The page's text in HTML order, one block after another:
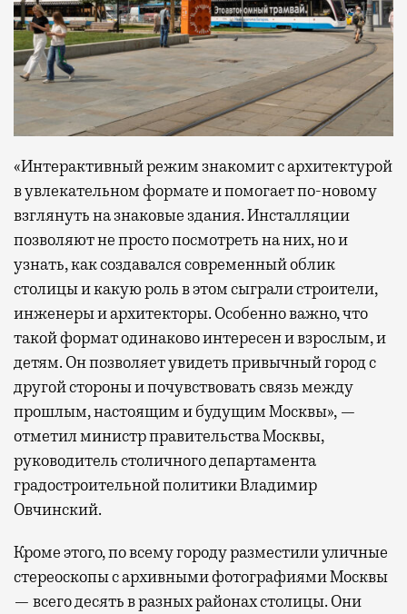
«Интерактивный режим знакомит с архитектурой
в увлекательном формате и помогает по-новому
взглянуть на знаковые здания. Инсталляции
позволяют не просто посмотреть на них, но и
узнать, как создавался современный облик
столицы и какую роль в этом сыграли строители,
инженеры и архитекторы. Особенно важно, что
такой формат одинаково интересен и взрослым, и
детям. Он позволяет увидеть привычный город с
другой стороны и почувствовать связь между
прошлым, настоящим и будущим Москвы», —
отметил министр правительства Москвы,
руководитель столичного департамента
градостроительной политики Владимир
Овчинский.
Кроме этого, по всему городу разместили уличные
стереоскопы с архивными фотографиями Москвы
— всего десять в разных районах столицы. Они